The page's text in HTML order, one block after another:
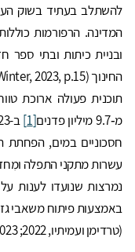
להשתלב בעתיד בשוק
המדינה. הרפורמות
ובניית כיתות ובתי
תוכנית פעולה ארוכת
מ‑9.7 מיליון פדנים
[1]
חסכוניים במים, הפחתת
עשרות מתקני התפלה
נמרצות שנועדו לענות
באמצעות פיתוח משאבי גז
(טרדימן ועמיתיו, 2022; El-Din, 2023).